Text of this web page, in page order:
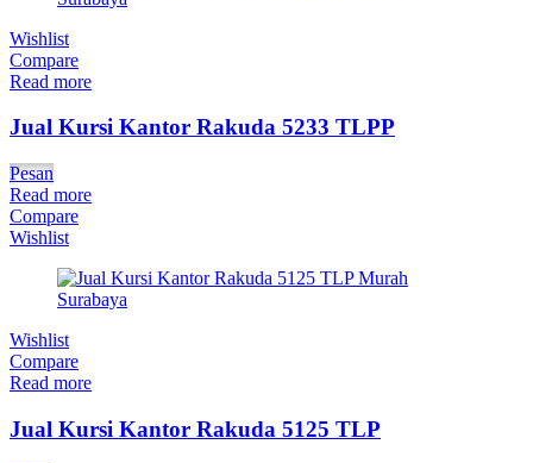
Wishlist
Compare
Read more
Jual Kursi Kantor Rakuda 5233 TLPP
Pesan
Read more
Compare
Wishlist
Wishlist
Compare
Read more
Jual Kursi Kantor Rakuda 5125 TLP